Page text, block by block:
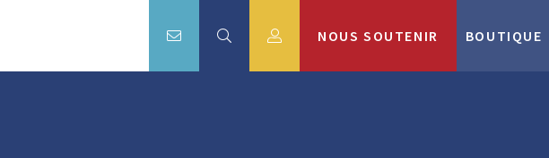
NOUS SOUTENIR BOUTIQUE